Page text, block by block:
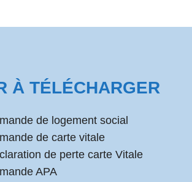
À TÉLÉCHARGER
de logement social
de carte vitale
de perte carte Vitale
APA